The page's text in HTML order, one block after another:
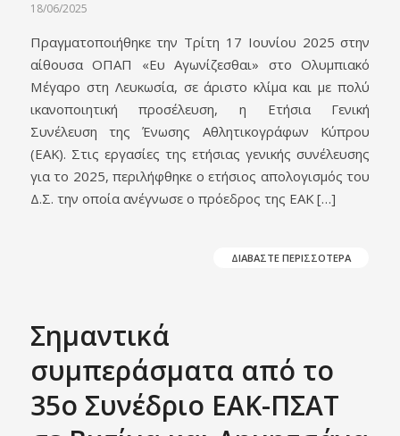
18/06/2025
Πραγματοποιήθηκε την Τρίτη 17 Ιουνίου 2025 στην
αίθουσα ΟΠΑΠ «Ευ Αγωνίζεσθαι» στο Ολυμπιακό
Μέγαρο στη Λευκωσία, σε άριστο κλίμα και με πολύ
ικανοποιητική προσέλευση, η Ετήσια Γενική
Συνέλευση της Ένωσης Αθλητικογράφων Κύπρου
(ΕΑΚ). Στις εργασίες της ετήσιας γενικής συνέλευσης
για το 2025, περιλήφθηκε ο ετήσιος απολογισμός του
Δ.Σ. την οποία ανέγνωσε ο πρόεδρος της ΕΑΚ […]
ΔΙΑΒΑΣΤΕ ΠΕΡΙΣΣΟΤΕΡΑ
Σημαντικά
συμπεράσματα από το
35ο Συνέδριο ΕΑΚ-ΠΣΑΤ